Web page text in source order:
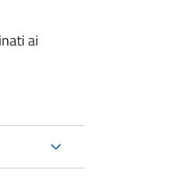
ai